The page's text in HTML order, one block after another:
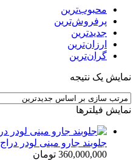
محبوب‌ترین
پرفروش‌ترین
جدیدترین
ارزان‌ترین
گران‌ترین
نمایش یک نتیجه
نمایش فیلترها
جلوبند جارو مینی لودر دراج Doraj | فروش انواع جلوبند بابکت
360,000,000 تومان